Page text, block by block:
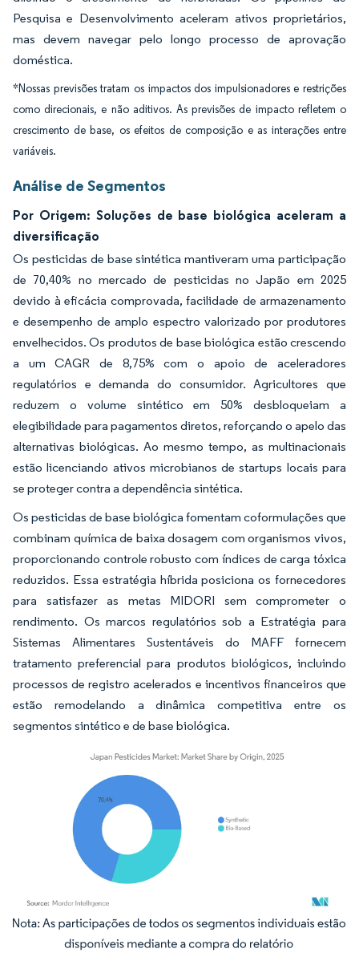
Pesquisa e Desenvolvimento aceleram ativos proprietários,
mas devem navegar pelo longo processo de aprovação
doméstica.
*Nossas previsões tratam os impactos dos impulsionadores e restrições
como direcionais, e não aditivos. As previsões de impacto refletem o
crescimento de base, os efeitos de composição e as interações entre
variáveis.
Análise de Segmentos
Por Origem: Soluções de base biológica aceleram a
diversificação
Os pesticidas de base sintética mantiveram uma participação
de 70,40% no mercado de pesticidas no Japão em 2025
devido à eficácia comprovada, facilidade de armazenamento
e desempenho de amplo espectro valorizado por produtores
envelhecidos. Os produtos de base biológica estão crescendo
a um CAGR de 8,75% com o apoio de aceleradores
regulatórios e demanda do consumidor. Agricultores que
reduzem o volume sintético em 50% desbloqueiam a
elegibilidade para pagamentos diretos, reforçando o apelo das
alternativas biológicas. Ao mesmo tempo, as multinacionais
estão licenciando ativos microbianos de startups locais para
se proteger contra a dependência sintética.
Os pesticidas de base biológica fomentam coformulações que
combinam química de baixa dosagem com organismos vivos,
proporcionando controle robusto com índices de carga tóxica
reduzidos. Essa estratégia híbrida posiciona os fornecedores
para satisfazer as metas MIDORI sem comprometer o
rendimento. Os marcos regulatórios sob a Estratégia para
Sistemas Alimentares Sustentáveis do MAFF fornecem
tratamento preferencial para produtos biológicos, incluindo
processos de registro acelerados e incentivos financeiros que
estão remodelando a dinâmica competitiva entre os
segmentos sintético e de base biológica.
Imagem © Mordor Intelligence. O reuso requer atribuição conforme CC BY 4.0.